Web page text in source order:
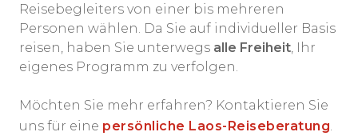
Reisebegleiters von einer bis mehreren
Personen wählen. Da Sie auf individueller Basis
reisen, haben Sie unterwegs alle Freiheit , Ihr
eigenes Programm zu verfolgen.
Möchten Sie mehr erfahren? Kontaktieren Sie
uns für eine persönliche Laos-Reiseberatung